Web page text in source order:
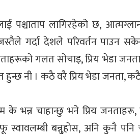
लागिरहेको छ,
गर्दा देशले परिवर्तन पाउन
गलत सोचाइ, प्रिय भेडा
हुन्छ नी । कठै वरै प्रिय भेडा जनता,
भन्न चाहान्छु भने प्रिय जनताहरू,
बन्नु्होस, अनि कुनै पनि